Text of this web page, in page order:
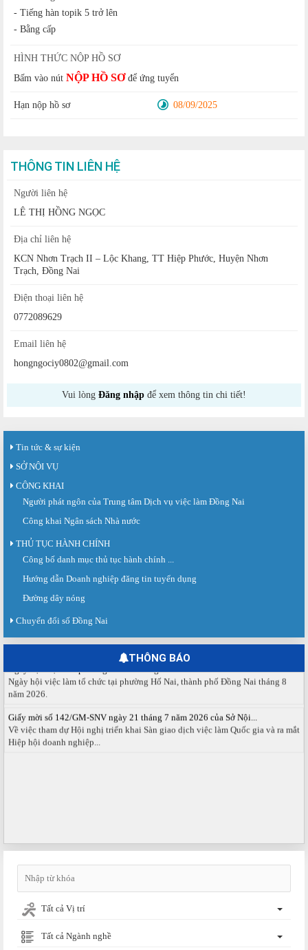
- Tiếng hàn topik 5 trở lên
- Bằng cấp
HÌNH THỨC NỘP HỒ SƠ
Bấm vào nút NỘP HỒ SƠđể ứng tuyển
Hạn nộp hồ sơ 08/09/2025
THÔNG TIN LIÊN HỆ
Người liên hệ
LÊ THỊ HỒNG NGỌC
Địa chỉ liên hệ
KCN Nhơn Trạch II – Lộc Khang, TT Hiệp Phước, Huyện Nhơn
Trạch, Đồng Nai
Điện thoại liên hệ
0772089629
Email liên hệ
hongngociy0802@gmail.com
Vui lòng Đăng nhập để xem thông tin chi tiết!
Tin tức & sự kiện
SỞ NỘI VỤ
CÔNG KHAI
Người phát ngôn của Trung tâm Dịch vụ việc làm Đồng Nai
Công khai Ngân sách Nhà nước
THỦ TỤC HÀNH CHÍNH
Công bố danh mục thủ tục hành chính ...
Hướng dẫn Doanh nghiệp đăng tin tuyển dụng
Đường dây nóng
Chuyển đổi số Đồng Nai
THÔNG BÁO
Sàn giao dịch việc làm lần thứ 08 năm 2026: Hơn 4.300 cơ hội...
Sáng ngày 03/8/2026, Trung tâm Dịch vụ việc làm Đồng Nai tổ chức Sàn giao
Báo cáo kết quả tổ chức Sàn giao dịch việc làm lần thứ 08/2026 ngày 03
tháng 08 năm 2026.
Ngày hội việc làm phường Hố Nai tháng 8 năm 2026
Ngày hội việc làm tổ chức tại phường Hố Nai, thành phố Đồng Nai tháng 8
năm 2026.
Về việc tham dự Hội nghị triển khai Sàn giao dịch việc làm Quốc gia và ra mắt
Hiệp hội doanh nghiệp...
Tất cả Vị trí
Tất cả Ngành nghề